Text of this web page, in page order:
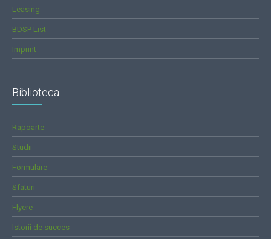
Leasing
BDSP List
Imprint
Biblioteca
Rapoarte
Studii
Formulare
Sfaturi
Flyere
Istorii de succes